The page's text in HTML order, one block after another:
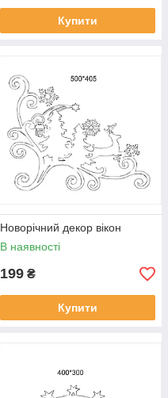
Купити
Новорічний декор вікон
В наявності
199 ₴
Купити